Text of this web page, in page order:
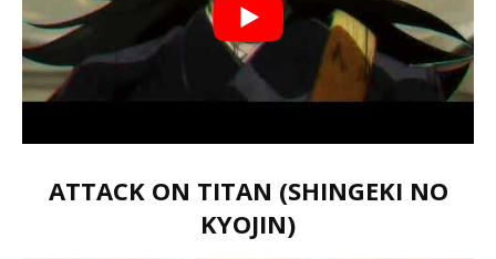
ATTACK ON TITAN (SHINGEKI NO
KYOJIN)